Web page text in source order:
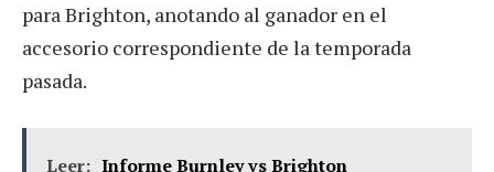
para Brighton, anotando al ganador en el
accesorio correspondiente de la temporada
pasada.
Leer: Informe Burnley vs Brighton